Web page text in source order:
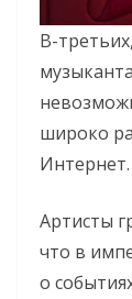
В-
широко
Интернет.
Артисты
что в
о